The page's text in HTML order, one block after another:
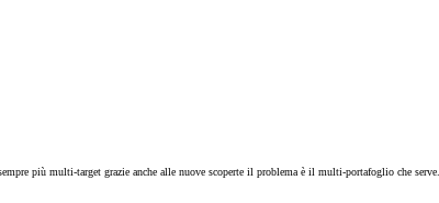
più multi-target grazie anche alle nuove scoperte il problema è il multi-portafoglio che serve..